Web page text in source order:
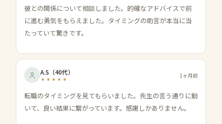
彼との関係について相談しました。的確なアドバイスで前
に進む勇気をもらえました。タイミングの助言が本当に当
たっていて驚きです。
A.S （40代） 1ヶ月前
転職のタイミングを見てもらいました。先生の言う通りに動
いて、良い結果に繋がっています。感謝しかありません。